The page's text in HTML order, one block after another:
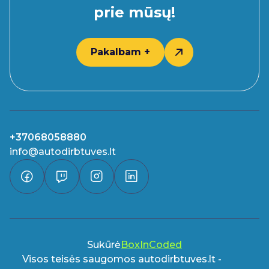
prie mūsų!
Pakalbam +
+37068058880
info@autodirbtuves.lt
SukūrėBoxInCoded
Visos teisės saugomos autodirbtuves.lt -